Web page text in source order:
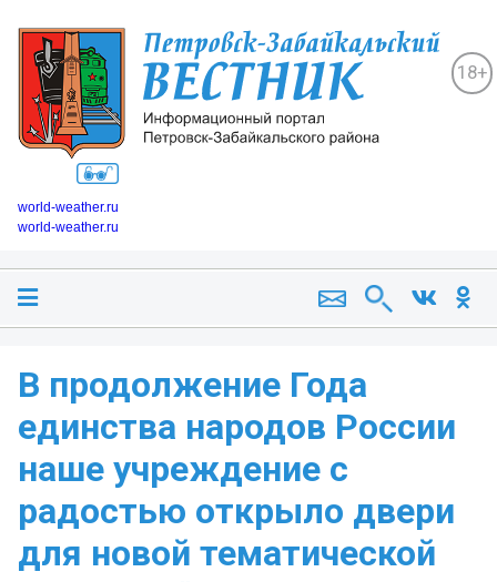
18+
world-weather.ru
world-weather.ru
В продолжение Года
единства народов России
наше учреждение с
радостью открыло двери
для новой тематической